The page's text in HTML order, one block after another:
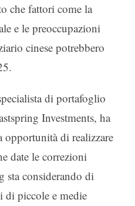
che fattori come la
e le preoccupazioni
cinese potrebbero
di portafoglio
Investments, ha
opportunità di realizzare
date le correzioni
sta considerando di
di piccole e medie